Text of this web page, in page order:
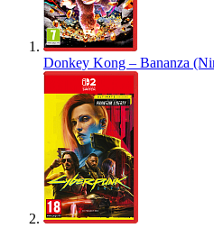
Donkey Kong – Bananza